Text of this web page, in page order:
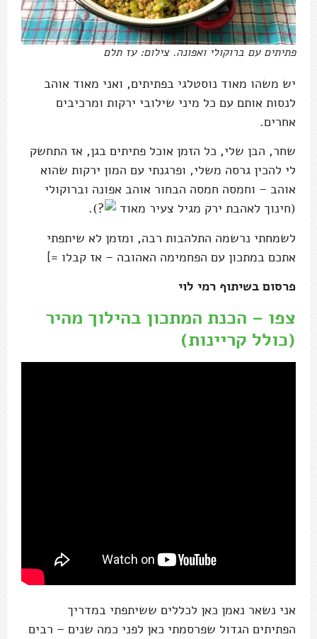
פתיתים עם ברוקולי ואפונה. צילום: עז תלם
יש משהו מאוד נוסטלגי בפתיתים, ואני מאוד אוהב
לנסות אותם עם כל מיני שילובי ירקות ומרכיבים
אחרים.
שחר, הבן שלי, כל הזמן אוכל פתיתים בגן, אז התחשק
לי להכין גרסה משלי, ופרגנתי עם המון ירקות שהוא
אוהב – וחמסה חמסה הבחור אוהב אפונה וברוקולי
(חינוך לאהבת ירק מגיל צעיר מאוד
).
לשמחתי נרשמה התלהבות רבה, ומזמן לא שיתפתי
אתכם במתכון עם הפחמימה האהובה – אז קבלו =]
פרסום בשיתוף רמי לוי
צפו – הכנת המתכון בהילוך מהיר
(כולל קריינות)
אני נשאר נאמן כאן לכללים ששיתפתי במדריך
הפתיתים הגדול שפרסמתי כאן לפני כמה שנים – רבים